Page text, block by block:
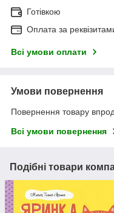
Готівкою
Оплата за
Всі умови оплати
Умови повернення
Повернення товару
Всі умови повернення
Подібні товари